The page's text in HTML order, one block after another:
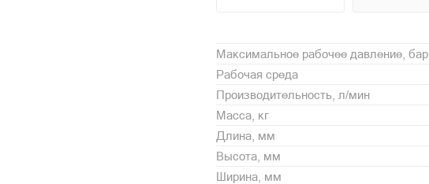
Максимальное рабочее давление, бар
Рабочая среда
Производительность, л/мин
Масса, кг
Длина, мм
Высота, мм
Ширина, мм